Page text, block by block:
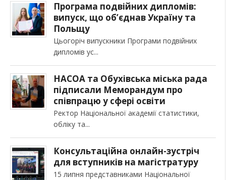
Програма подвійних дипломів:
випуск, що об’єднав Україну та
Польщу
Цьогоріч випускники Програми подвійних
дипломів ус
НАСОА та Обухівська міська рада
підписали Меморандум про
співпрацю у сфері освіти
Ректор Національної академії статистики,
обліку та
Консультаційна онлайн-зустріч
для вступників на магістратуру
15 липня представниками Національної